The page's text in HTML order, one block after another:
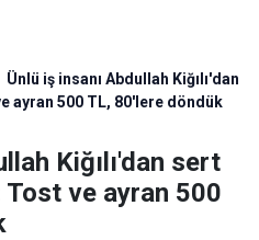
Ünlü iş insanı Abdullah Kiğılı'dan
ayran 500 TL, 80'lere döndük
Kiğılı'dan sert
ve ayran 500